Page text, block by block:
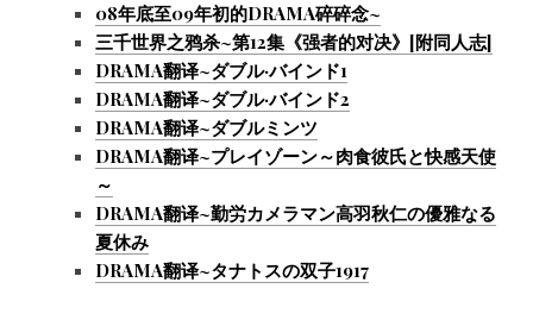
08年底至09年初的DRAMA碎碎念~
三千世界之鸦杀~第12集《强者的对决》[附同人志]
DRAMA翻译~ダブル·バインド1
DRAMA翻译~ダブル·バインド2
DRAMA翻译~ダブルミンツ
DRAMA翻译~プレイゾーン～肉食彼氏と快感天使
～
DRAMA翻译~勤労カメラマン高羽秋仁の優雅なる
夏休み
DRAMA翻译~タナトスの双子1917